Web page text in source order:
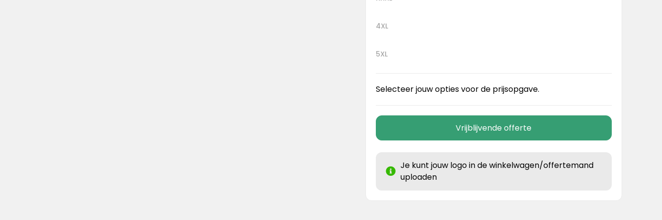
4XL
5XL
Selecteer jouw opties voor de prijsopgave.
Vrijblijvende offerte
Je kunt jouw logo in de winkelwagen/offertemand
uploaden